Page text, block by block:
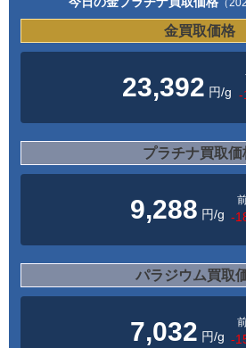
金買取価格
23,392 円/g -
プラチナ買取価
9,288 円/g -
パラジウム買取
7,032 円/g -